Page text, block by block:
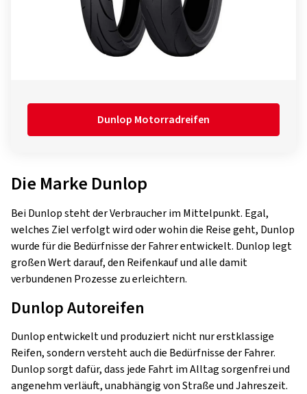
Dunlop Motorradreifen
Die Marke Dunlop
Bei Dunlop steht der Verbraucher im Mittelpunkt. Egal,
welches Ziel verfolgt wird oder wohin die Reise geht, Dunlop
wurde für die Bedürfnisse der Fahrer entwickelt. Dunlop legt
großen Wert darauf, den Reifenkauf und alle damit
verbundenen Prozesse zu erleichtern.
Dunlop Autoreifen
Dunlop entwickelt und produziert nicht nur erstklassige
Reifen, sondern versteht auch die Bedürfnisse der Fahrer.
Dunlop sorgt dafür, dass jede Fahrt im Alltag sorgenfrei und
angenehm verläuft, unabhängig von Straße und Jahreszeit.